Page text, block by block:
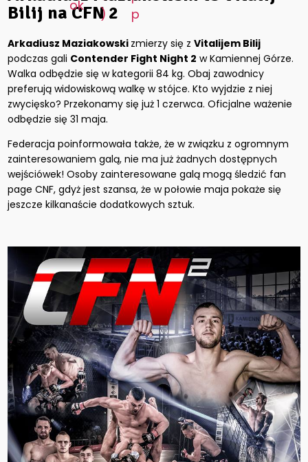
Bilij na CFN 2
Arkadiusz Maziakowski zmierzy się zVitalijem Bilij
podczas gali Contender Fight Night 2 w Kamiennej Górze.
Walka odbędzie się w kategorii 84 kg. Obaj zawodnicy
preferują widowiskową walkę w stójce. Kto wyjdzie z niej
zwycięsko? Przekonamy się już 1 czerwca. Oficjalne ważenie
odbędzie się 31 maja.
Federacja poinformowała także, że w związku z ogromnym
zainteresowaniem galą, nie ma już żadnych dostępnych
wejściówek! Osoby zainteresowane galą mogą śledzić fan
page CNF, gdyż jest szansa, że w połowie maja pokaże się
jeszcze kilkanaście dodatkowych sztuk.